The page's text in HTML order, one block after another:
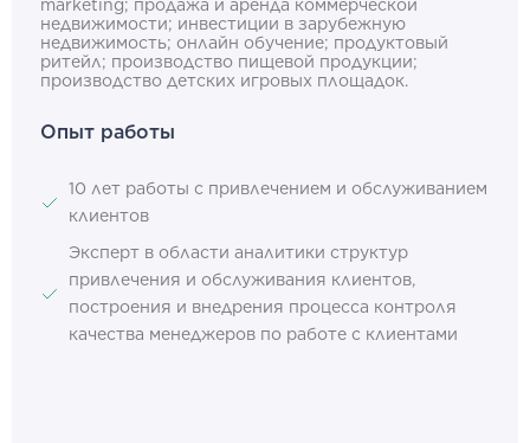
marketing; продажа и аренда коммерческой
недвижимости; инвестиции в зарубежную
недвижимость; онлайн обучение; продуктовый
ритейл; производство пищевой продукции;
производство детских игровых площадок.
Опыт работы
10 лет работы с привлечением и обслуживанием
клиентов
Эксперт в области аналитики структур
привлечения и обслуживания клиентов,
построения и внедрения процесса контроля
качества менеджеров по работе с клиентами